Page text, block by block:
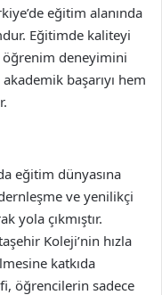
eğitim alanında
Eğitimde kaliteyi
deneyimini
başarıyı hem
eğitim dünyasına
ve yenilikçi
yola çıkmıştır.
Koleji’nin hızla
katkıda
öğrencilerin sadece